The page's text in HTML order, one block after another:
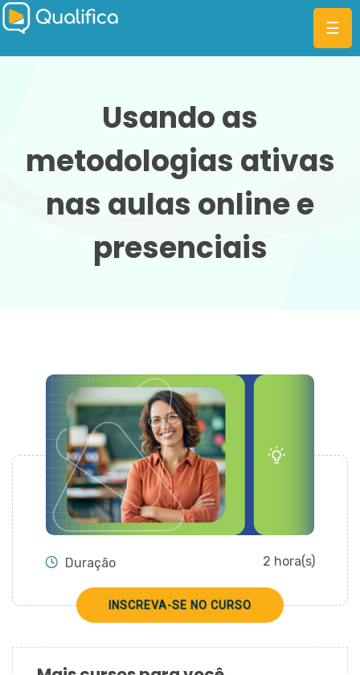
CATEGORIAS
CADASTRAR
☰
Usando as
metodologias ativas
nas aulas online e
presenciais
Duração 2 hora(s)
INSCREVA-SE NO CURSO